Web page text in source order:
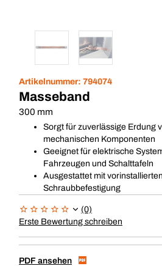
Artikelnummer: 794074
Masseband
300 mm
Sorgt für zuverlässige Erdung
mechanischen Komponenten
Geeignet für elektrische
Fahrzeugen und Schalttafeln
Ausgestattet mit
Schraubbefestigung
(0)
Erste Bewertung schreiben
PDF ansehen